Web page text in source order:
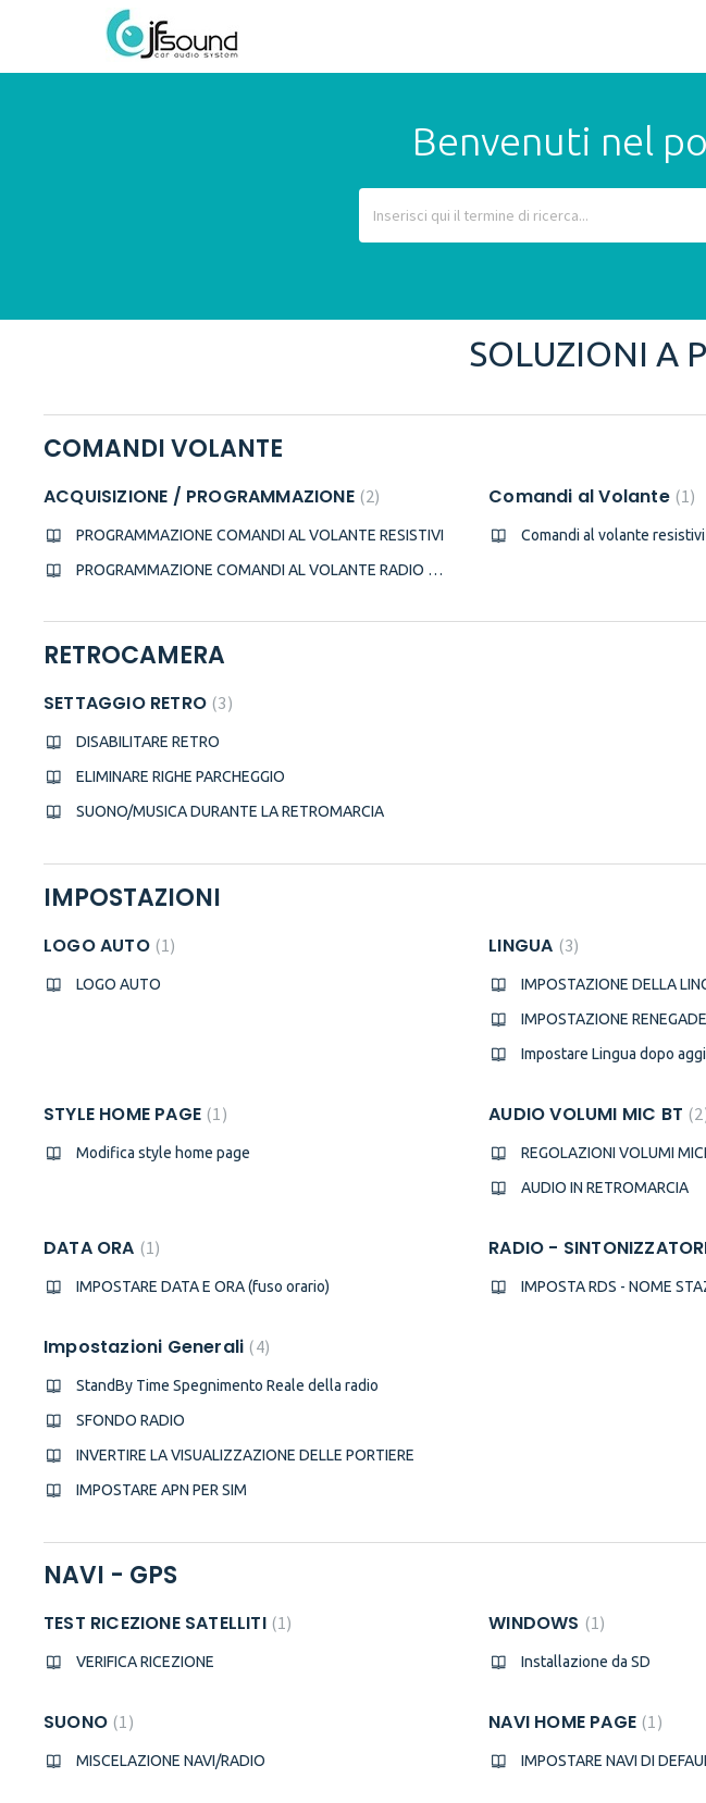
Benvenuti nel
SOLUZIONI A
COMANDI VOLANTE
ACQUISIZIONE / PROGRAMMAZIONE 2
PROGRAMMAZIONE COMANDI AL VOLANTE RESISTIVI
PROGRAMMAZIONE COMANDI AL VOLANTE RADIO WINCE
Comandi al Volante 1
Comandi al volante
RETROCAMERA
SETTAGGIO RETRO 3
DISABILITARE RETRO
ELIMINARE RIGHE PARCHEGGIO
SUONO/MUSICA DURANTE LA RETROMARCIA
IMPOSTAZIONI
LOGO AUTO 1
LOGO AUTO
LINGUA 3
IMPOSTAZIONE DELLA
IMPOSTAZIONE RENEGADE
Impostare Lingua dopo
STYLE HOME PAGE 1
Modifica style home page
AUDIO VOLUMI MIC BT 2
REGOLAZIONI VOLUMI
AUDIO IN RETROMARCIA
DATA ORA 1
IMPOSTARE DATA E ORA (fuso orario)
RADIO -
IMPOSTA RDS - NOME
Impostazioni Generali 4
StandBy Time Spegnimento Reale della radio
SFONDO RADIO
INVERTIRE LA VISUALIZZAZIONE DELLE PORTIERE
IMPOSTARE APN PER SIM
NAVI - GPS
TEST RICEZIONE SATELLITI 1
VERIFICA RICEZIONE
WINDOWS 1
Installazione da SD
SUONO 1
MISCELAZIONE NAVI/RADIO
NAVI HOME PAGE 1
IMPOSTARE NAVI DI